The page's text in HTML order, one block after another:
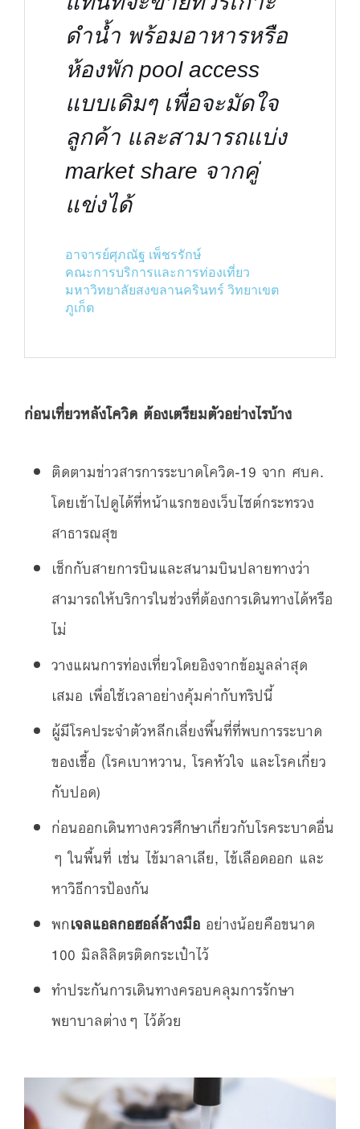
ดำน้ำ พร้อมอาหารหรือ
ห้องพัก pool access
แบบเดิมๆ เพื่อจะมัดใจ
ลูกค้า และสามารถแบ่ง
market share จากคู่
แข่งได้
อาจารย์ศุภณัฐ เพ็ชรรักษ์
คณะการบริการและการท่องเที่ยว
มหาวิทยาลัยสงขลานครินทร์ วิทยาเขต
ภูเก็ต
ก่อนเที่ยวหลังโควิด ต้องเตรียมตัวอย่างไรบ้าง
ติดตามข่าวสารการระบาดโควิด-19 จาก ศบค.
โดยเข้าไปดูได้ที่หน้าแรกของเว็บไซต์กระทรวง
สาธารณสุข
เช็กกับสายการบินและสนามบินปลายทางว่า
สามารถให้บริการในช่วงที่ต้องการเดินทางได้หรือ
ไม่
วางแผนการท่องเที่ยวโดยอิงจากข้อมูลล่าสุด
เสมอ เพื่อใช้เวลาอย่างคุ้มค่ากับทริปนี้
ผู้มีโรคประจำตัวหลีกเลี่ยงพื้นที่ที่พบการระบาด
ของเชื้อ (โรคเบาหวาน, โรคหัวใจ และโรคเกี่ยว
กับปอด)
ก่อนออกเดินทางควรศึกษาเกี่ยวกับโรคระบาดอื่น
ๆ ในพื้นที่ เช่น ไข้มาลาเลีย, ไข้เลือดออก และ
หาวิธีการป้องกัน
พกเจลแอลกอฮอล์ล้างมือ อย่างน้อยคือขนาด
100 มิลลิลิตรติดกระเป๋าไว้
ทำประกันการเดินทางครอบคลุมการรักษา
พยาบาลต่างๆ ไว้ด้วย